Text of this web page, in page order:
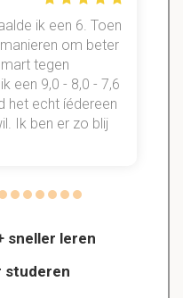
sneller leren
studeren
ik een 6. Toen
om beter
tegen
een 9,0 - 8,0 - 7,6
het echt íédereen
Ik ben er zo blij